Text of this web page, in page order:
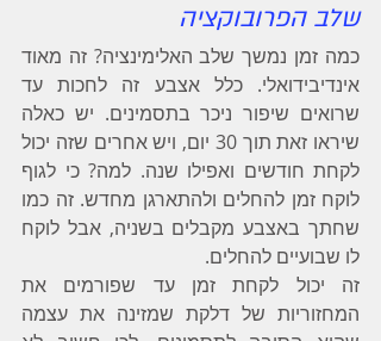
שלב הפרובוקציה
לו שבועיים להחלים.